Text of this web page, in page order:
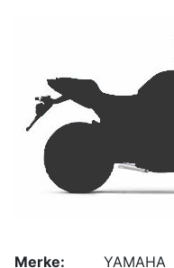
Merke:
YAMAHA